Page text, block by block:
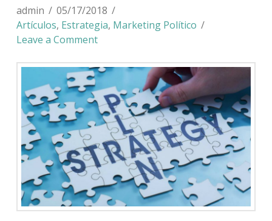
admin
05/17/2018
Artículos, Estrategia, Marketing Político
Leave a Comment